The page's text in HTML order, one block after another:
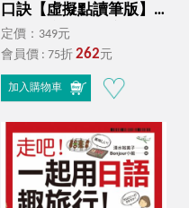
口訣【虛擬點讀筆版】
（附50音隨身單字卡＋
50音發音與口形影片＋
App」內含VRP虛擬點讀
定價：349元
會員價 : 75折 262元
加入購物車